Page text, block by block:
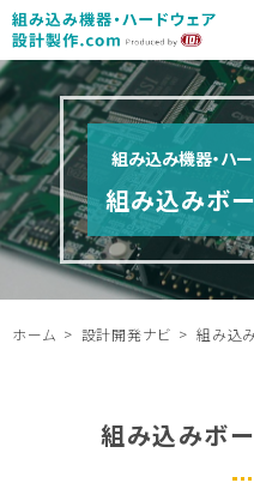
組み込み機器・ハ
組み込みボ
ホーム 設計開発ナビ 組み込
組み込みボ